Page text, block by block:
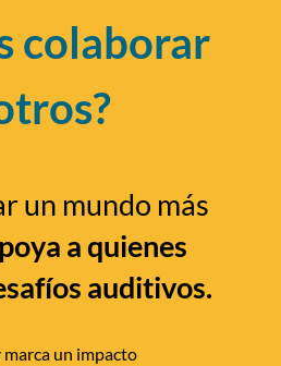
colaborar
un mundo más
a quienes
auditivos.
un impacto